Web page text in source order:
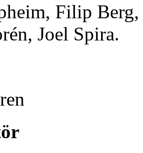
Filip
Joel Spira.